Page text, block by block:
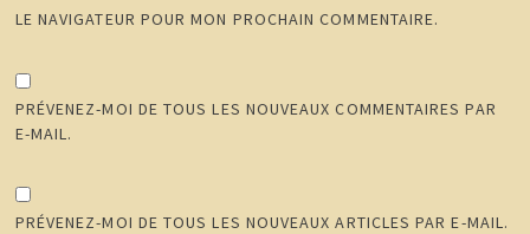
LE NAVIGATEUR POUR MON PROCHAIN COMMENTAIRE.
PRÉVENEZ-MOI DE TOUS LES NOUVEAUX COMMENTAIRES PAR
E-MAIL.
PRÉVENEZ-MOI DE TOUS LES NOUVEAUX ARTICLES PAR E-MAIL.